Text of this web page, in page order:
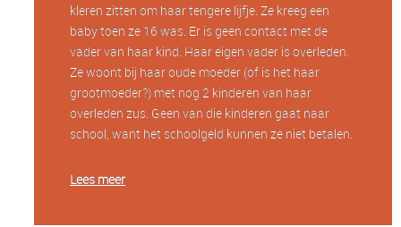
kleren zitten om haar tengere lijfje. Ze kreeg een
baby toen ze 16 was. Er is geen contact met de
vader van haar kind. Haar eigen vader is overleden.
Ze woont bij haar oude moeder (of is het haar
grootmoeder?) met nog 2 kinderen van haar
overleden zus. Geen van die kinderen gaat naar
school, want het schoolgeld kunnen ze niet betalen.
Lees meer